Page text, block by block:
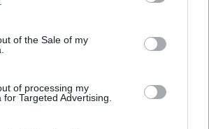
to Google and its third-party tags to
specified purposes in below Google
of the Sale of my
of processing my
Targeted Advertising.
από το ταξίδι τoυ Ηλία
Αλεξάνδρας Εξαρχοπούλου στο